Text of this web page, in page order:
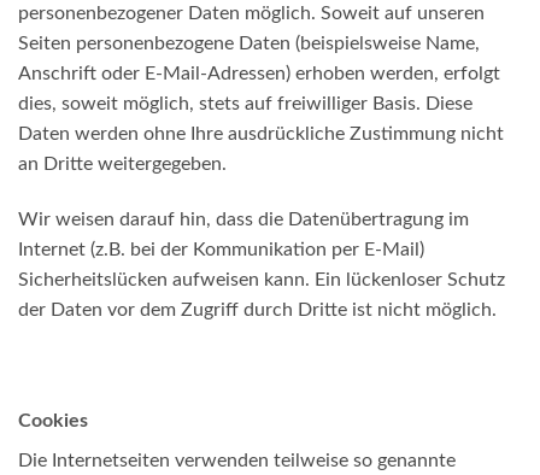
personenbezogener Daten möglich. Soweit auf unseren
Seiten personenbezogene Daten (beispielsweise Name,
Anschrift oder E-Mail-Adressen) erhoben werden, erfolgt
dies, soweit möglich, stets auf freiwilliger Basis. Diese
Daten werden ohne Ihre ausdrückliche Zustimmung nicht
an Dritte weitergegeben.
Wir weisen darauf hin, dass die Datenübertragung im
Internet (z.B. bei der Kommunikation per E-Mail)
Sicherheitslücken aufweisen kann. Ein lückenloser Schutz
der Daten vor dem Zugriff durch Dritte ist nicht möglich.
Cookies
Die Internetseiten verwenden teilweise so genannte